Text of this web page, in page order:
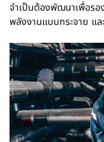
จำเป็นต้องพัฒนาเพื่อร
พลังงานแบบกระจาย แ